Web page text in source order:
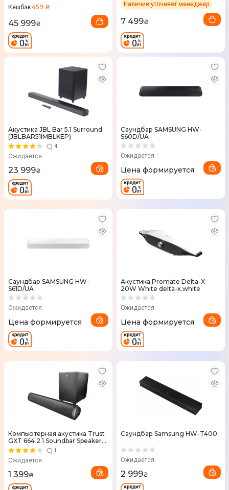
Кешбэк459 ₴
45 999₴
Наличие уточняет менеджер
7 499₴
Акустика JBL Bar 5.1 Surround
(JBLBAR51IMBLKEP)
4
Ожидается
23 999₴
Саундбар SAMSUNG HW-
S60D/UA
Ожидается
Цена формируется
Саундбар SAMSUNG HW-
S61D/UA
Ожидается
Цена формируется
Акустика Promate Delta-X
20W White delta-x.white
Ожидается
Цена формируется
Компьютерная акустика Trust
GXT 664 2.1 Soundbar Speaker
Set
1
Ожидается
1 399₴
Саундбар Samsung HW-T400
Ожидается
2 999₴